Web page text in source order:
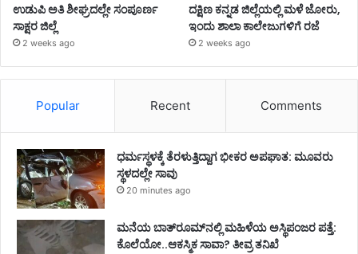
ಉಡುಪಿ ಅತಿ ಶೀಘ್ರದಲ್ಲೇ ಸಂಪೂರ್ಣ
ಸಾಕ್ಷರ ಜಿಲ್ಲೆ
2 weeks ago
ದಕ್ಷಿಣ ಕನ್ನಡ ಜಿಲ್ಲೆಯಲ್ಲಿ ಮಳೆ ಜೋರು,
ಇಂದು ಶಾಲಾ ಕಾಲೇಜುಗಳಿಗೆ ರಜೆ
2 weeks ago
Popular Recent Comments
ಧರ್ಮಸ್ಥಳಕ್ಕೆ ತೆರಳುತ್ತಿದ್ದಾಗ ಭೀಕರ ಅಪಘಾತ: ಮೂವರು
ಸ್ಥಳದಲ್ಲೇ ಸಾವು
20 minutes ago
ಮನೆಯ ಬಾತ್‌ರೂಮ್‌ನಲ್ಲಿ ಮಹಿಳೆಯ ಅಸ್ಥಿಪಂಜರ ಪತ್ತೆ:
ಕೊಲೆಯೋ..ಆಕಸ್ಮಿಕ ಸಾವಾ? ತೀವ್ರ ತನಿಖೆ